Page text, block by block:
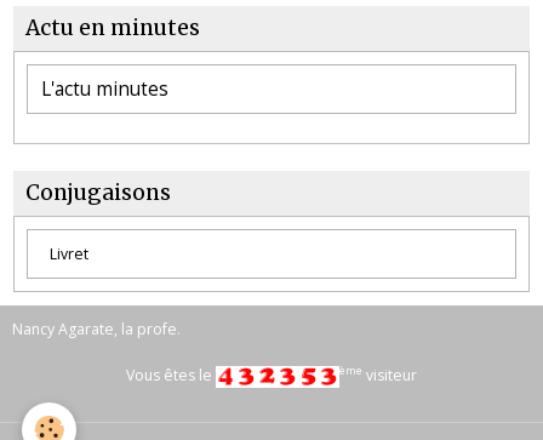
Actu en minutes
L'actu minutes
Conjugaisons
Livret
Nancy Agarate, la profe.
Vous êtes le ème visiteur